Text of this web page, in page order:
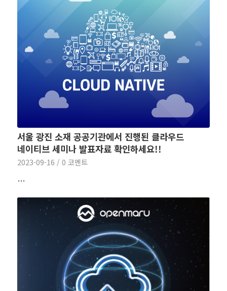
서울 광진 소재 공공기관에서 진행된 클라우드
네이티브 세미나 발표자료 확인하세요!!
2023-09-16 / 0 코멘트
…